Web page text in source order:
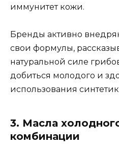
иммунитет кожи.
Бренды активно
свои формулы,
натуральной силе
добиться молодого и
использования
3. Масла
комбинации